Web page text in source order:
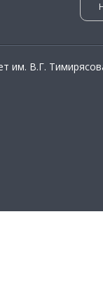
им. В.Г.